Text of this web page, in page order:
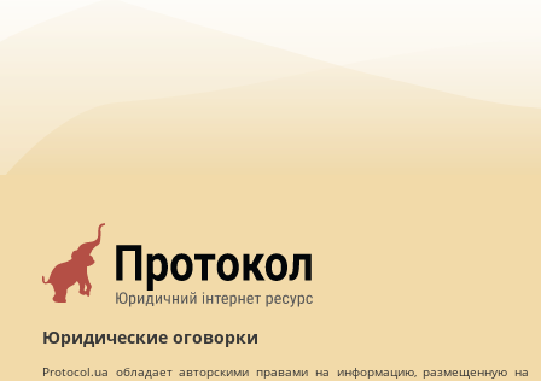
Юридические оговорки
Protocol.ua обладает авторскими правами на информацию, размещенную на